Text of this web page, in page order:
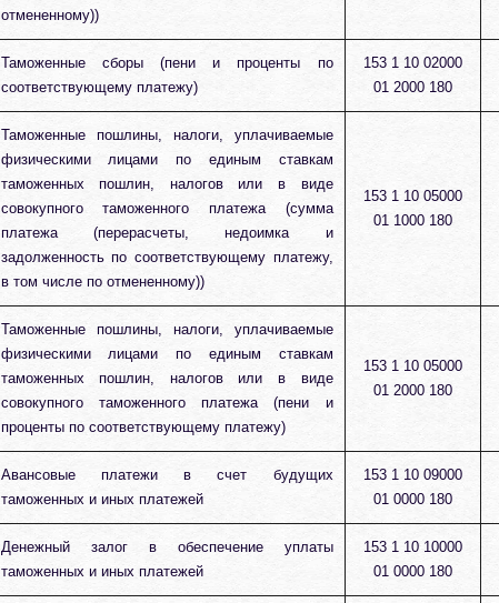
отмененному))
Таможенные сборы (пени и проценты по
соответствующему платежу)
153 1 10 02000
01 2000 180
Таможенные пошлины, налоги, уплачиваемые
физическими лицами по единым ставкам
таможенных пошлин, налогов или в виде
совокупного таможенного платежа (сумма
платежа (перерасчеты, недоимка и
задолженность по соответствующему платежу,
в том числе по отмененному))
153 1 10 05000
01 1000 180
Таможенные пошлины, налоги, уплачиваемые
физическими лицами по единым ставкам
таможенных пошлин, налогов или в виде
совокупного таможенного платежа (пени и
проценты по соответствующему платежу)
153 1 10 05000
01 2000 180
Авансовые платежи в счет будущих
таможенных и иных платежей
153 1 10 09000
01 0000 180
Денежный залог в обеспечение уплаты
таможенных и иных платежей
153 1 10 10000
01 0000 180